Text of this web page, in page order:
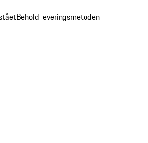
Behold leveringsmetoden